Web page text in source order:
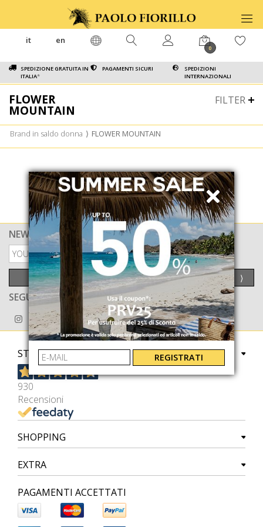
SPEDIZIONE GRATUITA IN
ITALIA*
PAGAMENTI SICURI
SPEDIZIONI
INTERNAZIONALI
it en
0
FILTER
FLOWER
MOUNTAIN
Brand in saldo donna ⟩ FLOWER MOUNTAIN
NEWSLETTER
PRIVACY POLICY
INVIA ⟩
SEGUICI ANCHE SU
STORE
930
Recensioni
SHOPPING
EXTRA
PAGAMENTI ACCETTATI
REGISTRATI